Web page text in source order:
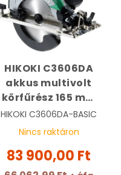
HIKOKI C3606DA
akkus multivolt
körfűrész 165 mm
alapgép HITBOX |
HIKOKI C3606DA-
HIKOKI C3606DA-BASIC
Nincs raktáron
83 900,00 Ft